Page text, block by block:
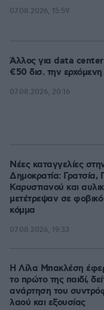
07.08.2026, 15:59
Άλλος για data
€50 δισ. την ερχόμενη
07.08.2026, 20:16
Νέες καταγγελίες
Δημοκρατία: Γρατσία,
Καρυστιανού και
μετέτρεψαν σε
κόμμα
07.08.2026, 19:33
Η Λίλα Μπακλέση
το πρώτο της παιδί,
ανάρτηση του
λαού και εξουσίας